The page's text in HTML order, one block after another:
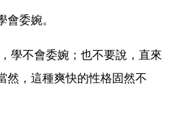
委婉。
學不會委婉；也不要說，直來
然，這種爽快的性格固然不